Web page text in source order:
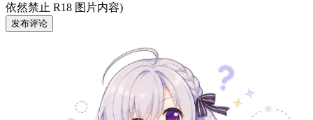
依然禁止 R18 图片内容)
发布评论